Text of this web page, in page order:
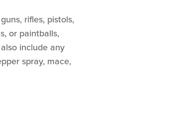
rifles, pistols,
or paintballs,
include any
spray, mace,